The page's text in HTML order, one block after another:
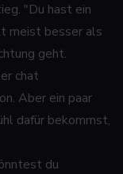
"Du hast ein
meist besser als
geht.
chat
Aber ein paar
dafür bekommst,
du